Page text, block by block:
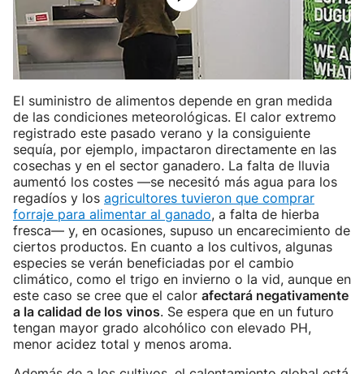
El suministro de alimentos depende en gran medida
de las condiciones meteorológicas. El calor extremo
registrado este pasado verano y la consiguiente
sequía, por ejemplo, impactaron directamente en las
cosechas y en el sector ganadero. La falta de lluvia
aumentó los costes —se necesitó más agua para los
regadíos y los agricultores tuvieron que comprar
forraje para alimentar al ganado, a falta de hierba
fresca— y, en ocasiones, supuso un encarecimiento de
ciertos productos. En cuanto a los cultivos, algunas
especies se verán beneficiadas por el cambio
climático, como el trigo en invierno o la vid, aunque en
este caso se cree que el calor afectará negativamente
a la calidad de los vinos. Se espera que en un futuro
tengan mayor grado alcohólico con elevado PH,
menor acidez total y menos aroma.